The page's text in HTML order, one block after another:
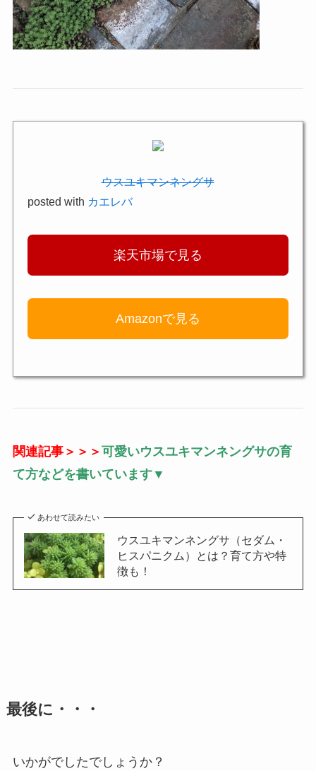
ウスユキマンネングサ
posted with カエレバ
楽天市場で見る
Amazonで見る
関連記事＞＞＞可愛いウスユキマンネングサの育
て方などを書いています▼
あわせて読みたい
ウスユキマンネングサ（セダム・
ヒスパニクム）とは？育て方や特
徴も！
最後に・・・
いかがでしたでしょうか？